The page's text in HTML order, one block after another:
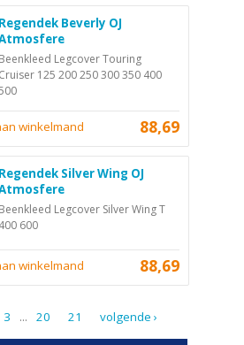
Regendek Beverly OJ
Beenkleed Legcover Touring
Cruiser 125 200 250 300 350 400
88,69
winkelmand
Regendek Silver Wing OJ
Beenkleed Legcover Silver Wing T
400 600
88,69
winkelmand
3 ... 20 21 volgende ›